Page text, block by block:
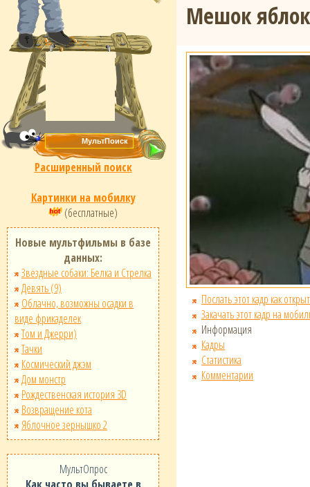
Расширенный поиск
Картинки на мобилку
(бесплатные)
Новые мультфильмы в базе
данных:
Звёздные собаки: Белка и Стрелка
Девять (9)
Облачно, возможны осадки в
виде фрикаделек
Том и Джерри)
Тачки
Космический джэм
Дом монстр
Рождественская история 3D
Возвращение кота
Яблочное зернышко 2
МультОпрос
Мешок яблок
Послать этот кадр как
Закачать этот кадр на
Информация
Кадры
Статистика
Комментарии